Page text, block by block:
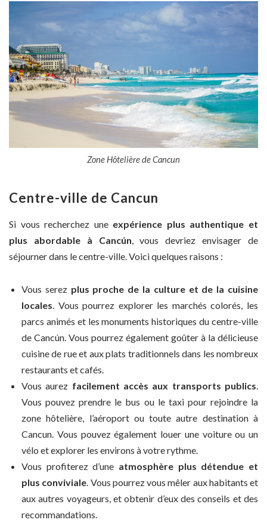
Zone Hôtelière de Cancun
Centre-ville de Cancun
Si vous recherchez uneexpérience plus authentique et
plus abordable à Cancún, vous devriez envisager de
séjourner dans le centre-ville. Voici quelques raisons :
Vous serez plus proche de la culture et de la cuisine
locales . Vous pourrez explorer les marchés colorés, les
parcs animés et les monuments historiques du centre-ville
de Cancún. Vous pourrez également goûter à la délicieuse
cuisine de rue et aux plats traditionnels dans les nombreux
restaurants et cafés.
Vous aurez facilement accès aux transports publics
Vous pouvez prendre le bus ou le taxi pour rejoindre la
zone hôtelière, l’aéroport ou toute autre destination à
Cancun. Vous pouvez également louer une voiture ou un
vélo et explorer les environs à votre rythme.
Vous profiterez d’une atmosphère plus détendue et
plus conviviale . Vous pourrez vous mêler aux habitants et
aux autres voyageurs, et obtenir d’eux des conseils et des
recommandations.